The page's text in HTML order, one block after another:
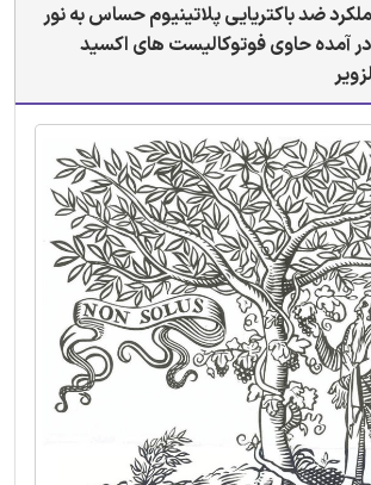
ضد باکتریایی پلاتینیوم حساس به نور
در آمده حاوی فوتوکالیست های اکسید